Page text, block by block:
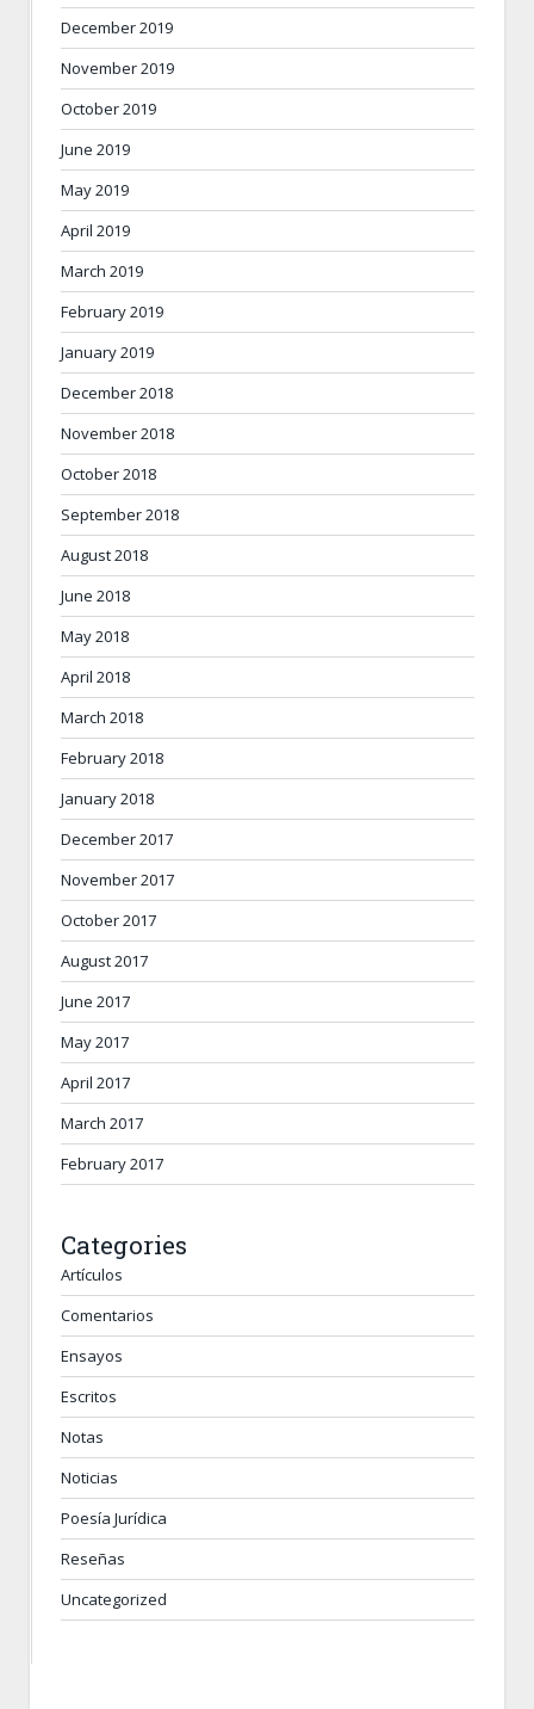
December 2019
November 2019
October 2019
June 2019
May 2019
April 2019
March 2019
February 2019
January 2019
December 2018
November 2018
October 2018
September 2018
August 2018
June 2018
May 2018
April 2018
March 2018
February 2018
January 2018
December 2017
November 2017
October 2017
August 2017
June 2017
May 2017
April 2017
March 2017
February 2017
Categories
Artículos
Comentarios
Ensayos
Escritos
Notas
Noticias
Poesía Jurídica
Reseñas
Uncategorized